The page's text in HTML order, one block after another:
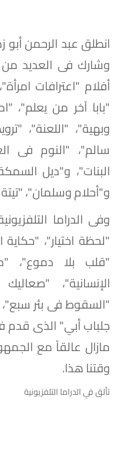
انطلق عبد الرحمن أبو
وشارك فى العديد
أفلام "اعترافات
"بابا آخر من يعلم"،
وبهية"، "اللعنة"،
سالم"، "النوم فى
البنات"، و"ديل
و"أحلام وسلمان"،
وفى الدراما
"لحظة اختيار"،
"قلب بلا دموع"،
الإنسانية"،
"السقوط فى بئر
جلباب أبي" الذى قدم
مازال عالقاً مع
وقتنا هذا.
تألق في الدراما التلفزيونية